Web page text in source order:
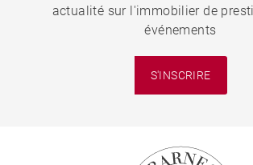
actualité sur l'immobilier de
événements
S'INSCRIRE